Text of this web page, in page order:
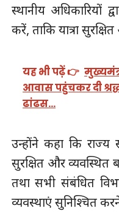
स्थानीय अधिकारियों
करें, ताकि यात्रा
यह भी पढ़ें 👉
आवास पहुंचकर दी
ढांढस…
उन्होंने कहा कि राज्य
सुरक्षित और व्यवस्थित
तथा सभी संबंधित
व्यवस्थाएं सुनिश्चित